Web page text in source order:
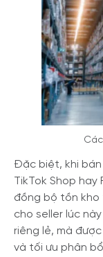
Đặc biệt, khi bán
TikTok Shop hay
đồng bộ tồn
cho seller lúc
riêng lẻ, mà
và tối ưu phân